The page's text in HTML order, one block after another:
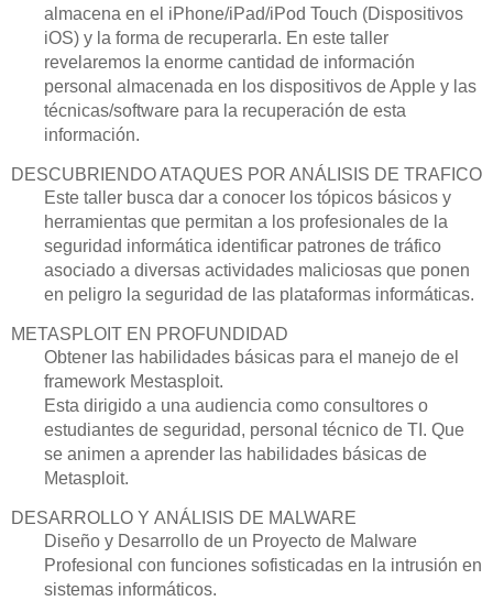
almacena en el iPhone/iPad/iPod Touch (Dispositivos
iOS) y la forma de recuperarla. En este taller
revelaremos la enorme cantidad de información
personal almacenada en los dispositivos de Apple y las
técnicas/software para la recuperación de esta
información.
DESCUBRIENDO ATAQUES POR ANÁLISIS DE TRAFICO
Este taller busca dar a conocer los tópicos básicos y
herramientas que permitan a los profesionales de la
seguridad informática identificar patrones de tráfico
asociado a diversas actividades maliciosas que ponen
en peligro la seguridad de las plataformas informáticas.
METASPLOIT EN PROFUNDIDAD
Obtener las habilidades básicas para el manejo de el
framework Mestasploit.
Esta dirigido a una audiencia como consultores o
estudiantes de seguridad, personal técnico de TI. Que
se animen a aprender las habilidades básicas de
Metasploit.
DESARROLLO Y ANÁLISIS DE MALWARE
Diseño y Desarrollo de un Proyecto de Malware
Profesional con funciones sofisticadas en la intrusión en
sistemas informáticos.